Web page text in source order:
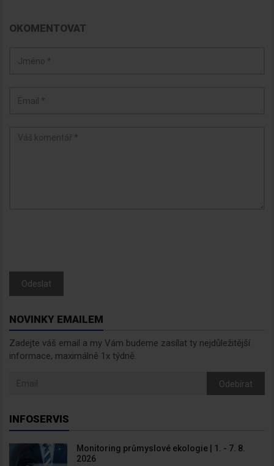
OKOMENTOVAT
Odeslat
NOVINKY EMAILEM
Zadejte váš email a my Vám budeme zasílat ty nejdůležitější
informace, maximálně 1x týdně.
Odebírat
INFOSERVIS
Monitoring průmyslové ekologie | 1. - 7. 8.
2026
Zadejte váš email a my Vám